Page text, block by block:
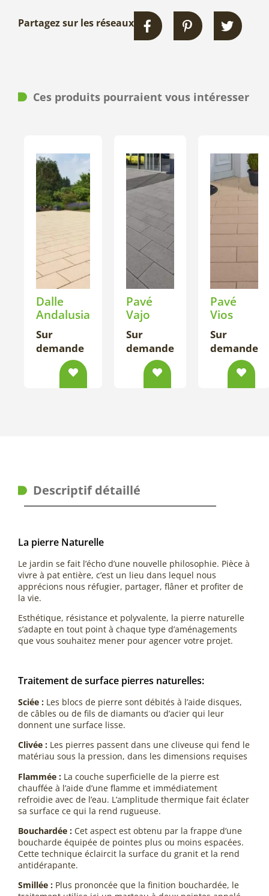
Partagez sur les réseaux
Ces produits pourraient vous intéresser
Dalle
Andalusia
Sur
demande
Pavé
Vajo
Sur
demande
Pavé
Vios
Sur
demande
Descriptif détaillé
La pierre Naturelle
Le jardin se fait l’écho d’une nouvelle philosophie. Pièce à
vivre à pat entière, c’est un lieu dans lequel nous
apprécions nous réfugier, partager, flâner et profiter de
la vie.
Esthétique, résistance et polyvalente, la pierre naturelle
s’adapte en tout point à chaque type d’aménagements
que vous souhaitez mener pour agencer votre projet.
Traitement de surface pierres naturelles:
Sciée : Les blocs de pierre sont débités à l’aide disques,
de câbles ou de fils de diamants ou d’acier qui leur
donnent une surface lisse.
Clivée : Les pierres passent dans une cliveuse qui fend le
matériau sous la pression, dans les dimensions requises
Flammée : La couche superficielle de la pierre est
chauffée à l’aide d’une flamme et immédiatement
refroidie avec de l’eau. L’amplitude thermique fait éclater
sa surface ce qui la rend rugueuse.
Bouchardée : Cet aspect est obtenu par la frappe d’une
boucharde équipée de pointes plus ou moins espacées.
Cette technique éclaircit la surface du granit et la rend
antidérapante.
Smillée : Plus prononcée que la finition bouchardée, le